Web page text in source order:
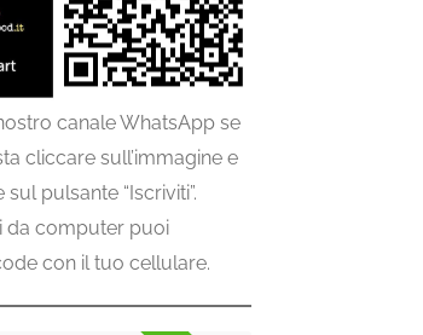
canale WhatsApp se
cliccare sull’immagine e
pulsante “Iscriviti”.
da computer puoi
con il tuo cellulare.